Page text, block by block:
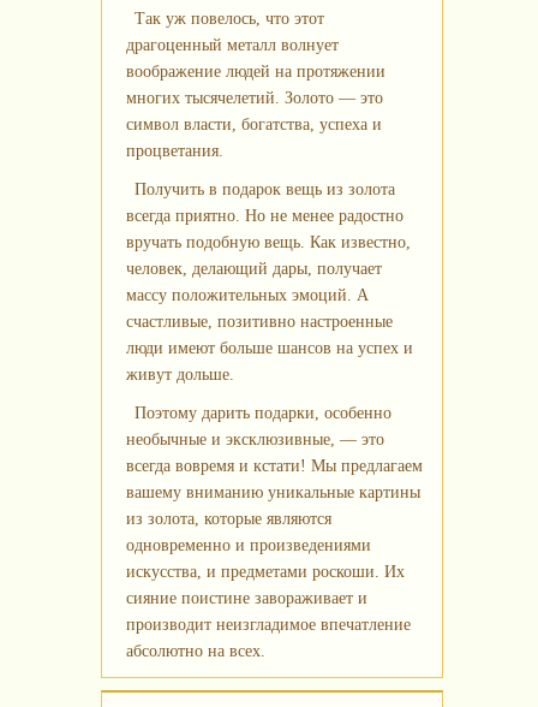
Так уж повелось, что этот
драгоценный металл волнует
воображение людей на протяжении
многих тысячелетий. Золото — это
символ власти, богатства, успеха и
процветания.
Получить в подарок вещь из золота
всегда приятно. Но не менее радостно
вручать подобную вещь. Как известно,
человек, делающий дары, получает
массу положительных эмоций. А
счастливые, позитивно настроенные
люди имеют больше шансов на успех и
живут дольше.
Поэтому дарить подарки, особенно
необычные и эксклюзивные, — это
всегда вовремя и кстати! Мы предлагаем
вашему вниманию уникальные картины
из золота, которые являются
одновременно и произведениями
искусства, и предметами роскоши. Их
сияние поистине завораживает и
производит неизгладимое впечатление
абсолютно на всех.